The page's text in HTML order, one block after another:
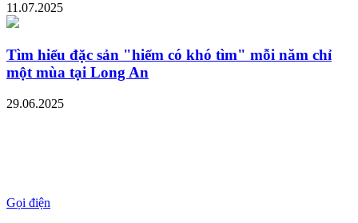
11.07.2025
Tìm hiểu đặc sản "hiếm có khó tìm" mỗi năm chỉ
một mùa tại Long An
29.06.2025
Gọi điện